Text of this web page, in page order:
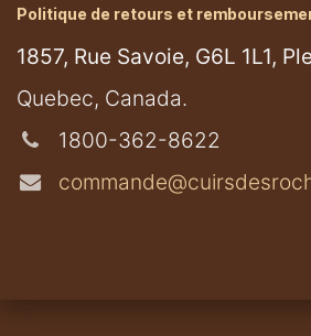
Politique de retours et
1857, Rue Savoie, G6L 1L1,
​Quebec, Canada.
1800-362-8622